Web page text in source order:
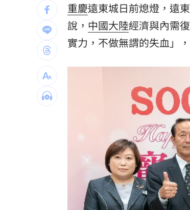
AKIRA父親節來台 兒子學林
捐1物救援熊本災民！日網喊
每天1杯手搖飲消暑？醫：1習
中美制裁戰川習會恐生變？北
台灣彩券開獎直播中 20:31
LIVE三立+24小時直播 15:27
三立iNEWS新聞台線上直播
商場戰國來臨 台中「頂奢大
重慶遠東城日前熄燈，遠
說， 中國大陸經濟與內需
實力，不做無謂的失血」